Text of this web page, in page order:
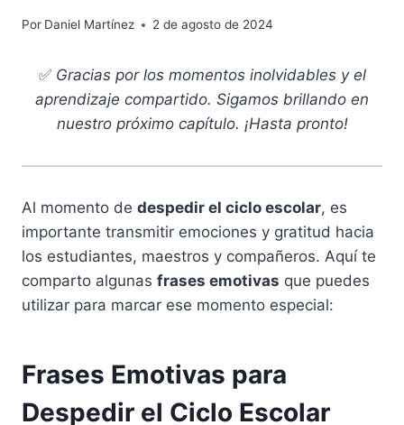
Por Daniel Martínez 2 de agosto de 2024
✅ Gracias por los momentos inolvidables y el
aprendizaje compartido. Sigamos brillando en
nuestro próximo capítulo. ¡Hasta pronto!
Al momento de despedir el ciclo escolar, es
importante transmitir emociones y gratitud hacia
los estudiantes, maestros y compañeros. Aquí te
comparto algunas frases emotivas que puedes
utilizar para marcar ese momento especial:
Frases Emotivas para
Despedir el Ciclo Escolar